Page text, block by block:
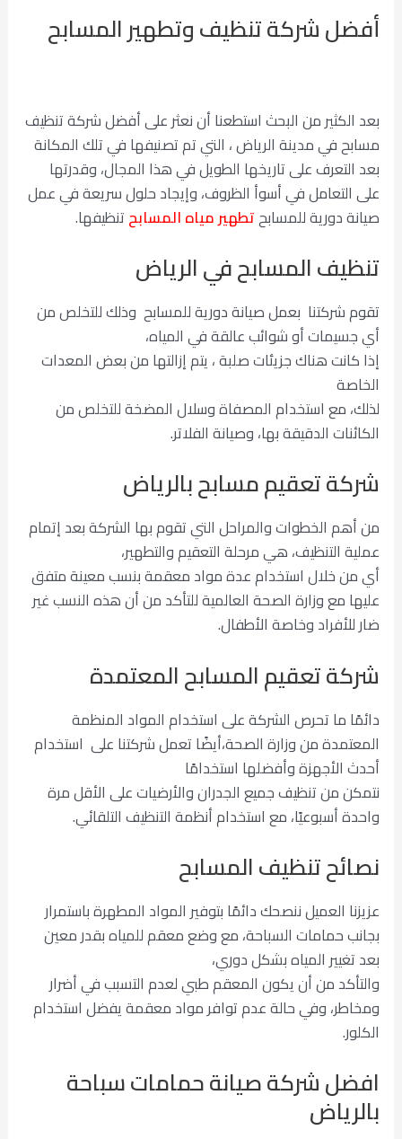
أفضل شركة تنظيف وتطهير المسابح
بعد الكثير من البحث استطعنا أن نعثر على أفضل شركة تنظيف
مسابح في مدينة الرياض ، التي تم تصنيفها في تلك المكانة
بعد التعرف على تاريخها الطويل في هذا المجال، وقدرتها
على التعامل في أسوأ الظروف، وإيجاد حلول سريعة في عمل
صيانة دورية للمسابحتطهير مياه المسابح تنظيفها.
تنظيف المسابح في الرياض
تقوم شركتنا بعمل صيانة دورية للمسابح وذلك للتخلص من
أي جسيمات أو شوائب عالقة في المياه،
إذا كانت هناك جزيئات صلبة ، يتم إزالتها من بعض المعدات
الخاصة
لذلك، مع استخدام المصفاة وسلال المضخة للتخلص من
الكائنات الدقيقة بها، وصيانة الفلاتر.
شركة تعقيم مسابح بالرياض
من أهم الخطوات والمراحل التي تقوم بها الشركة بعد إتمام
عملية التنظيف، هي مرحلة التعقيم والتطهير،
أي من خلال استخدام عدة مواد معقمة بنسب معينة متفق
عليها مع وزارة الصحة العالمية للتأكد من أن هذه النسب غير
ضار للأفراد وخاصة الأطفال.
شركة تعقيم المسابح المعتمدة
دائمًا ما تحرص الشركة على استخدام المواد المنظمة
المعتمدة من وزارة الصحة،أيضًا تعمل شركتنا على استخدام
أحدث الأجهزة وأفضلها استخدامًا
نتمكن من تنظيف جميع الجدران والأرضيات على الأقل مرة
واحدة أسبوعيًا، مع استخدام أنظمة التنظيف التلقائي.
نصائح تنظيف المسابح
عزيزنا العميل ننصحك دائمًا بتوفير المواد المطهرة باستمرار
بجانب حمامات السباحة، مع وضع معقم للمياه بقدر معين
بعد تغيير المياه بشكل دوري،
والتأكد من أن يكون المعقم طبي لعدم التسبب في أضرار
ومخاطر، وفي حالة عدم توافر مواد معقمة يفضل استخدام
الكلور.
افضل شركة صيانة حمامات سباحة
بالرياض